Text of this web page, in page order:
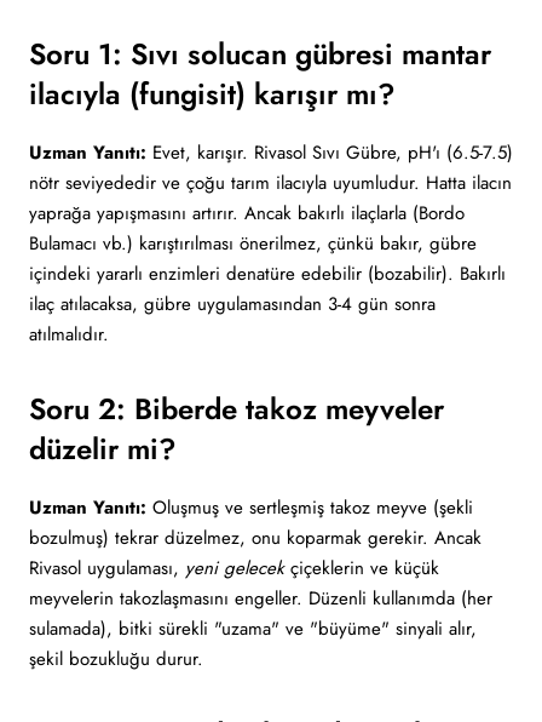
Soru 1: Sıvı solucan gübresi mantar
ilacıyla (fungisit) karışır mı?
Uzman Yanıtı: Evet, karışır. Rivasol Sıvı Gübre, pH'ı (6.5-7.5)
nötr seviyededir ve çoğu tarım ilacıyla uyumludur. Hatta ilacın
yaprağa yapışmasını artırır. Ancak bakırlı ilaçlarla (Bordo
Bulamacı vb.) karıştırılması önerilmez, çünkü bakır, gübre
içindeki yararlı enzimleri denatüre edebilir (bozabilir). Bakırlı
ilaç atılacaksa, gübre uygulamasından 3-4 gün sonra
atılmalıdır.
Soru 2: Biberde takoz meyveler
düzelir mi?
Uzman Yanıtı: Oluşmuş ve sertleşmiş takoz meyve (şekli
bozulmuş) tekrar düzelmez, onu koparmak gerekir. Ancak
Rivasol uygulaması, yeni gelecekçiçeklerin ve küçük
meyvelerin takozlaşmasını engeller. Düzenli kullanımda (her
sulamada), bitki sürekli "uzama" ve "büyüme" sinyali alır,
şekil bozukluğu durur.